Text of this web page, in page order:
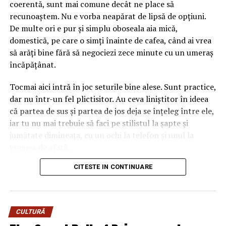
floare lângă el. Dacă ignori amănuntul ăsta, ajungi ușor
la un aranjament care se bate cap în cap, în care
albastrul rece și florile nimeresc în registre care nu
vorbesc între ele.
Gândește-te la el ca la o piesă vestimentară cu
întâmplare pe dedesubt, ci cauți ce-l pune în valoare.
Aici e la fel. Albastrul cere ori contraste calde care îl
scot în față, ori tonuri reci care îl liniștesc și îl extind.
Sezonul intervine exact în decizia asta, pentru că ne
Mai e un lucru pe care l-am prins abia în timp. Florile
de lumina anotimpului. Un roz care pare delicat în
aprilie devine spălăcit într-o zi cenușie de noiembrie.
coerentă, sunt mai comune decât ne place să
recunoaștem. Nu e vorba neapărat de lipsă de opțiuni.
De multe ori e pur și simplu oboseala aia mică,
domestică, pe care o simți înainte de cafea, când ai vrea
să arăți bine fără să negociezi zece minute cu un umeraș
încăpățânat.
Tocmai aici intră în joc seturile bine alese. Sunt practice,
dar nu într-un fel plictisitor. Au ceva liniștitor în ideea
că partea de sus și partea de jos deja se înțeleg între ele,
iar tu nu mai trebuie să faci pe stilistul la șapte și
jumătate dimineața, cu un ochi la telefon și unul la
Numai că nu orice compleu e bun pentru viața reală. Una
lumina perfectă și modelul care pare că n-a alergat
niciodată după autobuz, și alta e să funcționeze într-o zi
normală, cu mers mult, birou, cumpărături, poate o
CITESTE IN CONTINUARE
CULTURĂ